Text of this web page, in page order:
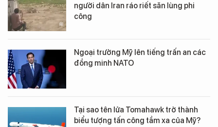
người dân Iran ráo riết săn lùng phi
công
Ngoại trưởng Mỹ lên tiếng trấn an các
đồng minh NATO
Tại sao tên lửa Tomahawk trở thành
biểu tượng tấn công tầm xa của Mỹ?